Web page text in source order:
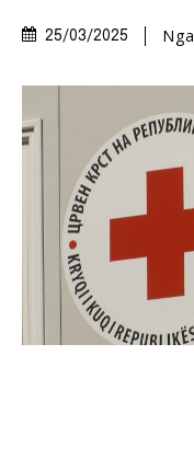
25/03/2025 Nga